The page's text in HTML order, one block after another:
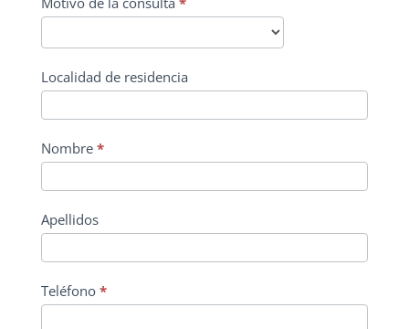
PRINCIPAL
Localidad de residencia
Nombre *
Apellidos
Teléfono *